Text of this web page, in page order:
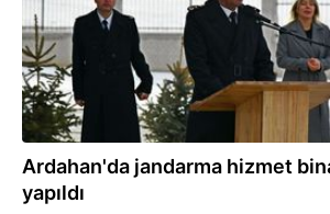
Ardahan'da jandarma hizmet
yapıldı